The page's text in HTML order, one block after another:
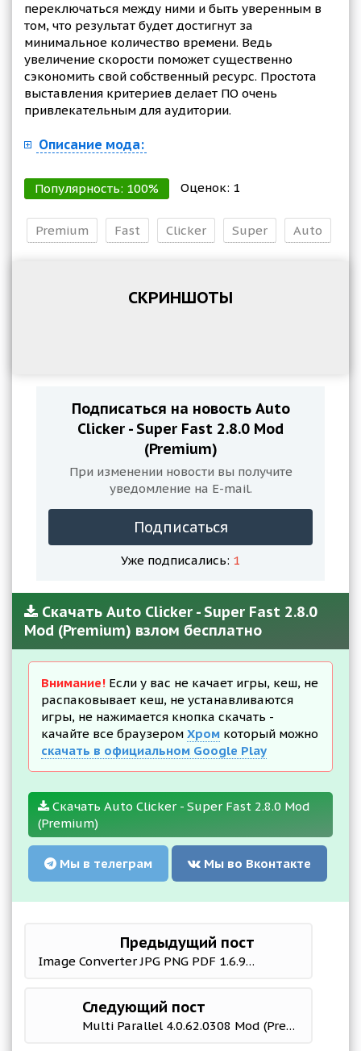
переключаться между ними и быть уверенным в
том, что результат будет достигнут за
минимальное количество времени. Ведь
увеличение скорости поможет существенно
сэкономить свой собственный ресурс. Простота
выставления критериев делает ПО очень
привлекательным для аудитории.
Описание мода:
Популярность: 100% Оценок: 1
Premium Fast Clicker Super Auto
СКРИНШОТЫ
Подписаться на новость Auto
Clicker - Super Fast 2.8.0 Mod
(Premium)
При изменении новости вы получите
уведомление на E-mail.
Подписаться
Уже подписались: 1
Скачать Auto Clicker - Super Fast 2.8.0
Mod (Premium) взлом бесплатно
Внимание! Если у вас не качает игры, кеш, не
распаковывает кеш, не устанавливаются
игры, не нажимается кнопка скачать -
качайте все браузером Хром который можно
скачать в официальном Google Play
Скачать Auto Clicker - Super Fast 2.8.0 Mod
(Premium)
Мы в телеграм Мы во Вконтакте
Предыдущий пост
Image Converter JPG PNG PDF 1.6.9 Mod (Premium)
Следующий пост
Multi Parallel 4.0.62.0308 Mod (Premium)